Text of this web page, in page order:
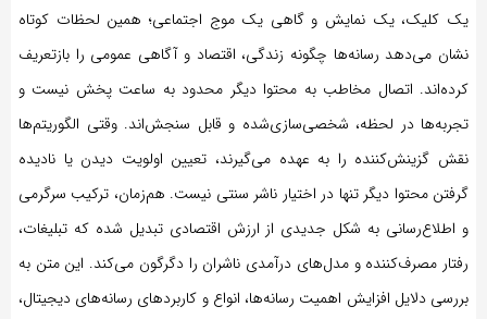
یک کلیک، یک نمایش و گاهی یک موج اجتماعی؛ همین لحظات کوتاه
نشان می‌دهد رسانه‌ها چگونه زندگی، اقتصاد و آگاهی عمومی را بازتعریف
کرده‌اند. اتصال مخاطب به محتوا دیگر محدود به ساعت پخش نیست و
تجربه‌ها در لحظه، شخصی‌سازی‌شده و قابل سنجش‌اند. وقتی الگوریتم‌ها
نقش گزینش‌کننده را به عهده می‌گیرند، تعیین اولویت دیدن یا نادیده
گرفتن محتوا دیگر تنها در اختیار ناشر سنتی نیست. هم‌زمان، ترکیب سرگرمی
و اطلاع‌رسانی به شکل جدیدی از ارزش اقتصادی تبدیل شده که تبلیغات،
رفتار مصرف‌کننده و مدل‌های درآمدی ناشران را دگرگون می‌کند. این متن به
بررسی دلایل افزایش اهمیت رسانه‌ها، انواع و کاربردهای رسانه‌های دیجیتال،